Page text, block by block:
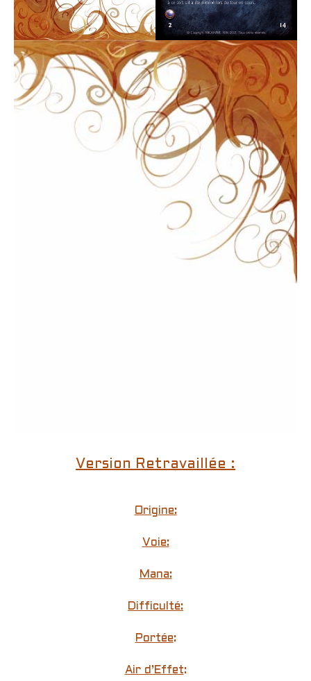
Version Retravaillée :
Origine:
Voie:
Mana:
Difficulté:
Portée:
Air d’Effet: